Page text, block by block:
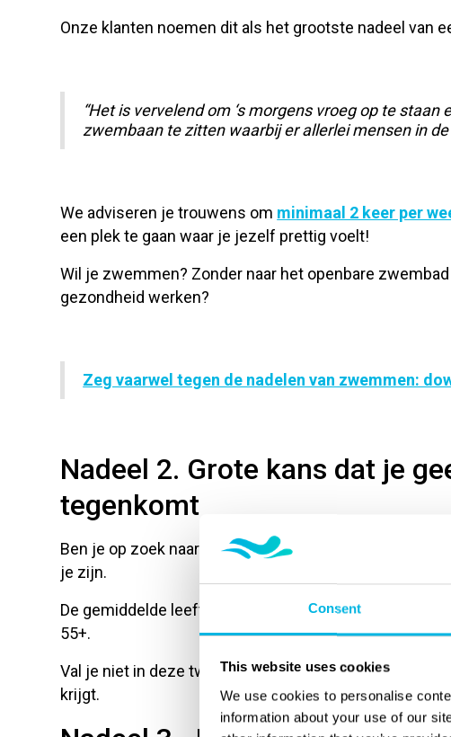
Consent
This website uses cookies
We use cookies to personalise
information about your use of our
Onze klanten noemen dit als het grootste nadeel van
“Het is vervelend om ‘s morgens vroeg op te
zwembaan te zitten waarbij er allerlei mensen in de
We adviseren je trouwens om minimaal 2 keer per
een plek te gaan waar je jezelf prettig voelt!
Wil je zwemmen? Zonder naar het openbare
gezondheid werken?
Zeg vaarwel tegen de nadelen van zwemmen:
Nadeel 2. Grote kans dat je
tegenkomt
Ben je op zoek naar leeftijdsgenoten? Ook dan kan
je zijn.
De gemiddelde leeftijd van mensen die zwemmen is
55+.
Val je niet in deze twee groepen? Dan is de kans groot
krijgt.